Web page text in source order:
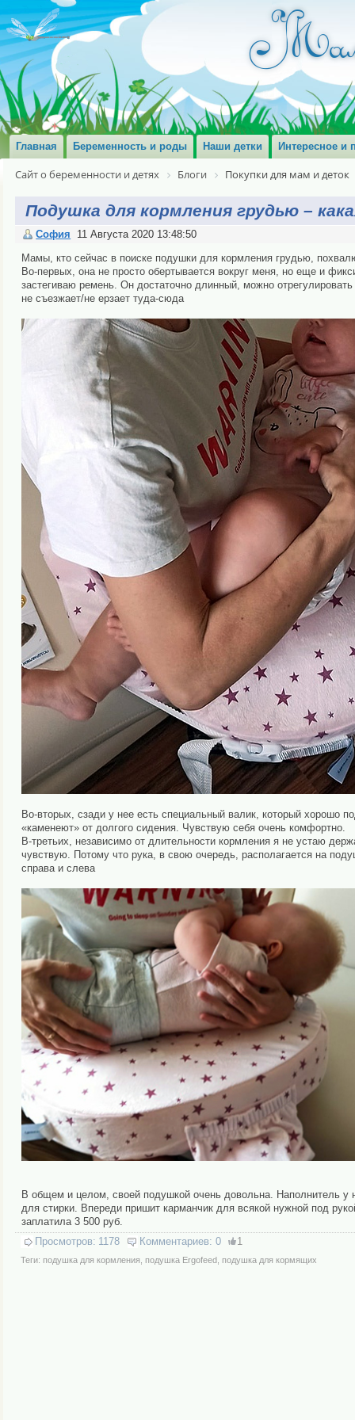
Главная Беременность и роды Наши детки Интересное и
Сайт о беременности и детях Блоги Покупки для мам и деток
Подушка для кормления грудью –
София
11 Августа 2020 13:48:50
Мамы, кто сейчас в поиске подушки для кормления грудью,
Во-первых, она не просто обертывается вокруг меня, но еще и
застегиваю ремень. Он достаточно длинный, можно
не съезжает/не ерзает туда-сюда
Во-вторых, сзади у нее есть специальный валик, который
«каменеют» от долгого сидения. Чувствую себя очень комфортно.
В-третьих, независимо от длительности кормления я не устаю
чувствую. Потому что рука, в свою очередь, располагается на
справа и слева
В общем и целом, своей подушкой очень довольна. Наполнитель у
для стирки. Впереди пришит карманчик для всякой нужной под
заплатила 3 500 руб.
Просмотров: 1178 Комментариев: 0 1
Теги: подушка для кормления подушка Ergofeed, подушка для кормящих